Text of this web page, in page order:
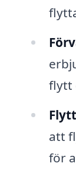
flytt
att
för